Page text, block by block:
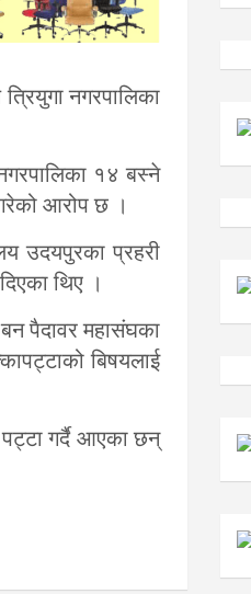
नगरपालिका
१४ बस्ने
आरोप छ ।
उदयपुरका प्रहरी
थिए ।
पैदावर महासंघका
बिषयलाई
पट्टा गर्दै आएका छन्